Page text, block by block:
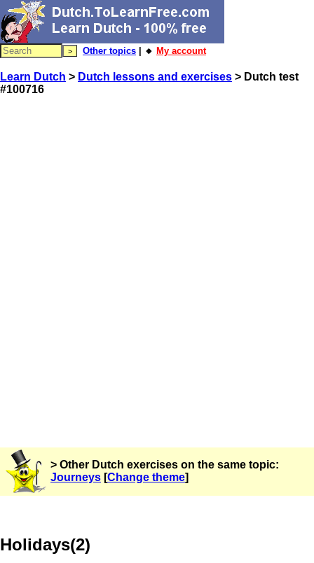
Other topics | 🔸 My account
Learn Dutch > Dutch lessons and exercises > Dutch test
#100716
> Other Dutch exercises on the same topic:
Journeys [Change theme]
Holidays(2)